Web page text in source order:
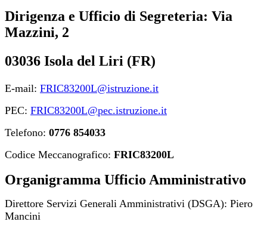
Dirigenza e Ufficio di Segreteria: Via
Mazzini, 2
03036 Isola del Liri (FR)
E-mail: FRIC83200L@istruzione.it
PEC: FRIC83200L@pec.istruzione.it
Telefono: 0776 854033
Codice Meccanografico: FRIC83200L
Organigramma Ufficio Amministrativo
Direttore Servizi Generali Amministrativi (DSGA): Piero
Mancini